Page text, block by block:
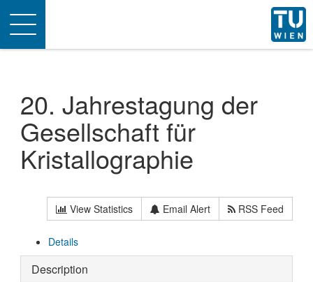
Toggle
navigation
20. Jahrestagung der
Gesellschaft für
Kristallographie
View Statistics Email Alert RSS Feed
Details
Description